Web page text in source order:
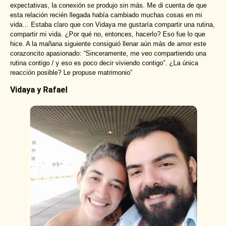
expectativas, la conexión se produjo sin más. Me di cuenta de que
esta relación recién llegada había cambiado muchas cosas en mi
vida… Estaba claro que con Vidaya me gustaría compartir una rutina,
compartir mi vida. ¿Por qué no, entonces, hacerlo? Eso fue lo que
hice. A la mañana siguiente consiguió llenar aún más de amor este
corazoncito apasionado: “Sinceramente, me veo compartiendo una
rutina contigo / y eso es poco decir viviendo contigo”. ¿La única
reacción posible? Le propuse matrimonio”
Vidaya y Rafael